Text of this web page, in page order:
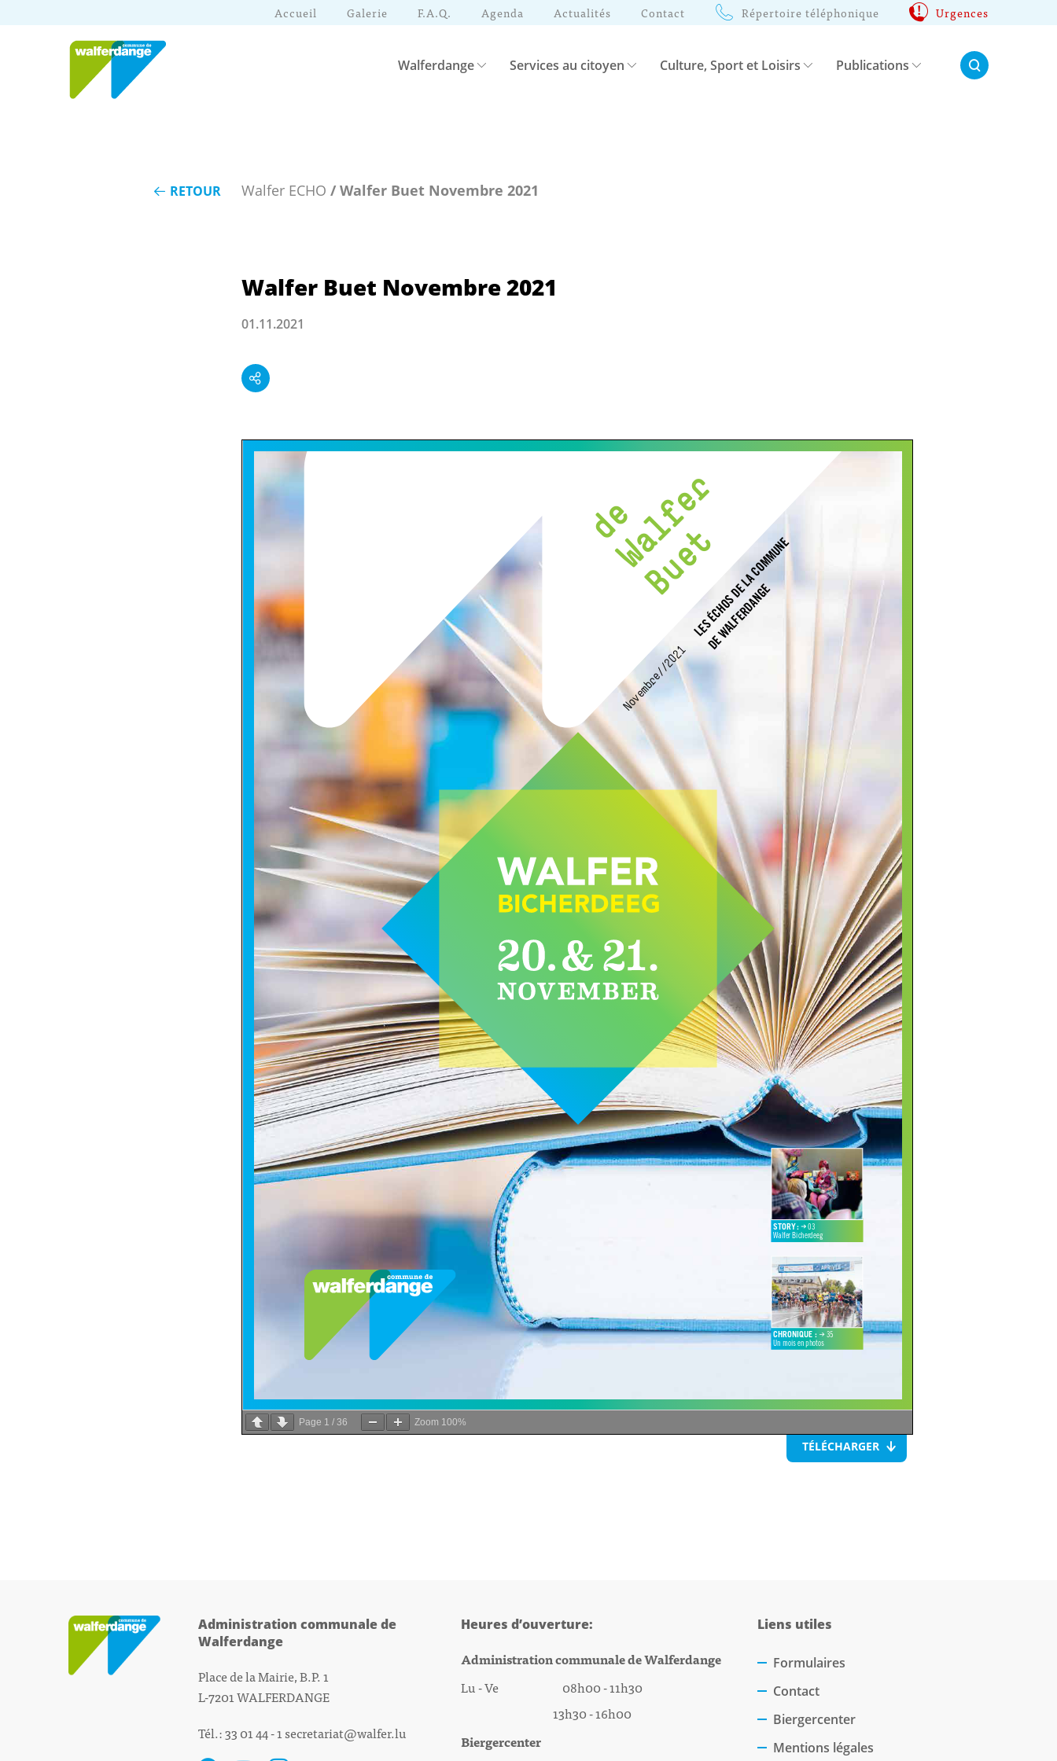
Accueil Galerie F.A.Q. Agenda Actualités Contact Répertoire téléphonique Urgences
Walferdange Services au citoyen Culture, Sport et Loisirs Publications Rechercher:
RETOUR Walfer ECHO / Walfer Buet Novembre 2021
Walfer Buet Novembre 2021
01.11.2021
Page 1 / 36 Zoom 100%
TÉLÉCHARGER
Administration communale de
Walferdange
Place de la Mairie, B.P. 1
L-7201 WALFERDANGE
Tél.: 33 01 44 - 1secretariat@walfer.lu
Heures d’ouverture:
Administration communale de Walferdange
Lu - Ve 08h00 - 11h30
13h30 - 16h00
Biergercenter
Liens utiles
Formulaires
Contact
Biergercenter
Mentions légales